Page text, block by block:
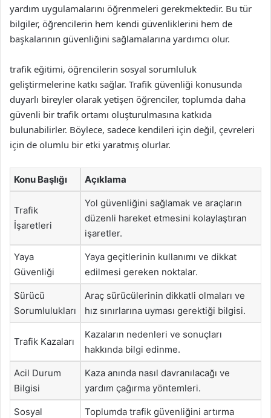
yardım uygulamalarını öğrenmeleri gerekmektedir. Bu tür
bilgiler, öğrencilerin hem kendi güvenliklerini hem de
başkalarının güvenliğini sağlamalarına yardımcı olur.
trafik eğitimi, öğrencilerin sosyal sorumluluk
geliştirmelerine katkı sağlar. Trafik güvenliği konusunda
duyarlı bireyler olarak yetişen öğrenciler, toplumda daha
güvenli bir trafik ortamı oluşturulmasına katkıda
bulunabilirler. Böylece, sadece kendileri için değil, çevreleri
için de olumlu bir etki yaratmış olurlar.
Konu Başlığı Açıklama
Trafik
İşaretleri
Yol güvenliğini sağlamak ve araçların
düzenli hareket etmesini kolaylaştıran
işaretler.
Yaya
Güvenliği
Yaya geçitlerinin kullanımı ve dikkat
edilmesi gereken noktalar.
Sürücü
Sorumlulukları
Araç sürücülerinin dikkatli olmaları ve
hız sınırlarına uyması gerektiği bilgisi.
Trafik Kazaları
Kazaların nedenleri ve sonuçları
hakkında bilgi edinme.
Acil Durum
Bilgisi
Kaza anında nasıl davranılacağı ve
yardım çağırma yöntemleri.
Sosyal
Toplumda trafik güvenliğini artırma